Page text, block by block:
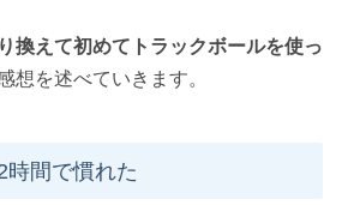
換えて初めてトラックボールを使っ
想を述べていきます。
時間で慣れた